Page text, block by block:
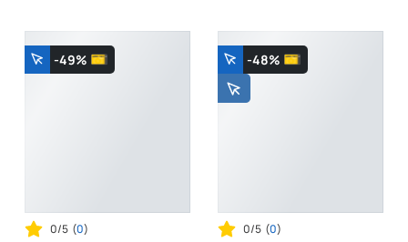
-49%
0/5 (0)
-48%
0/5 (0)